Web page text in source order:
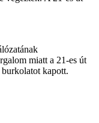
miatt a 21-es út
kapott.